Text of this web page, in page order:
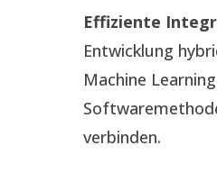
Effiziente
Entwicklung
Machine
verbinden.